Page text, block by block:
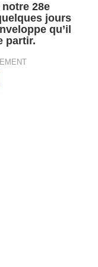
28e
jours
qu’il
partir.